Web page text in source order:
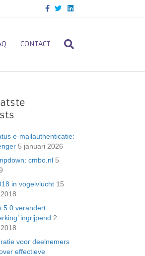
c
o
o
T
i
e
L
n
d
CONTACT
e-mailauthenticatie:
5 januari 2026
cmbo.nl 5
in vogelvlucht 15
5.0 verandert
ingrijpend 2
voor deelnemers
effectieve